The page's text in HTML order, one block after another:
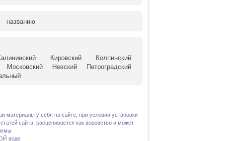
названию
Кировский
Колпинский
Московский Невский
Петроградский
у себя на сайте, при условии установки
сайта, расценивается как воровство и может
воде